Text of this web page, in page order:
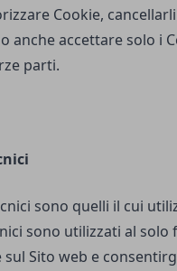
Cookie,
anche accettare solo i
parti.
sono quelli il cui
sono utilizzati al
sul Sito web e